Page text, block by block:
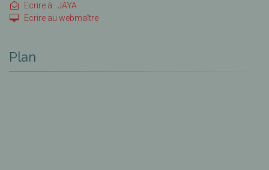
Ecrire à : JAYA
Ecrire au webmaître
Plan